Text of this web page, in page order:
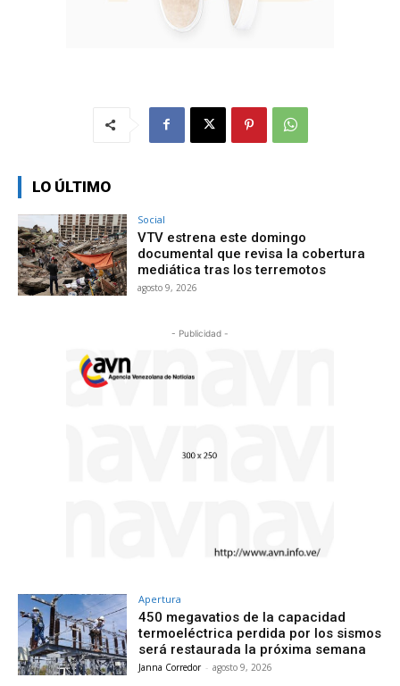
LO ÚLTIMO
Social
VTV estrena este domingo
documental que revisa la cobertura
mediática tras los terremotos
agosto 9, 2026
- Publicidad -
Apertura
450 megavatios de la capacidad
termoeléctrica perdida por los sismos
será restaurada la próxima semana
Janna Corredor - agosto 9, 2026